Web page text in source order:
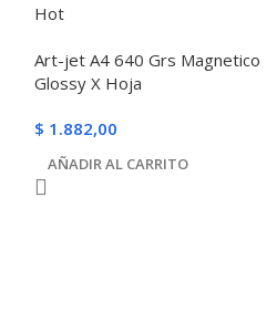
Hot
Art-jet A4 640 Grs Magnetico
Glossy X Hoja
$ 1.882,00
AÑADIR AL CARRITO